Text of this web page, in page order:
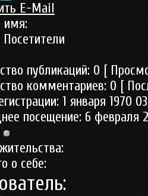
E-Mail
имя:
Посетители
публикаций: 0 [
комментариев: 0 [
1 января 1970
посещение: 6 февраля
о себе: